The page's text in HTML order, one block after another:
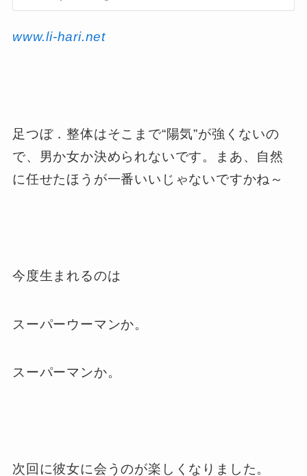
www.li-hari.net
足つぼ．整体はそこまで“陽気”が強くないの
で、男か女か決められないです。まあ、自然
に任せたほうが一番いいじゃないですかね～
今度生まれるのは
スーパーウーマンか。
スーパーマンか。
次回に彼女に会うのが楽しくなりました。